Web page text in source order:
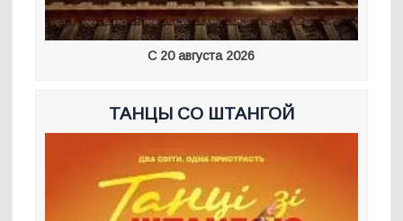
С 20 августа 2026
ТАНЦЫ СО ШТАНГОЙ